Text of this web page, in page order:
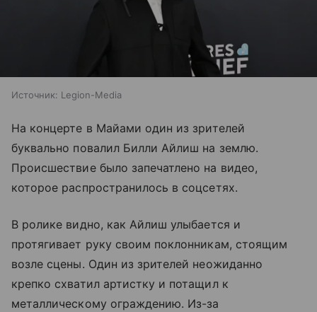
Источник: Legion-Media
На концерте в Майами один из зрителей
буквально повалил Билли Айлиш на землю.
Происшествие было запечатлено на видео,
которое распространилось в соцсетях.
В ролике видно, как Айлиш улыбается и
протягивает руку своим поклонникам, стоящим
возле сцены. Один из зрителей неожиданно
крепко схватил артистку и потащил к
металлическому ограждению. Из-за